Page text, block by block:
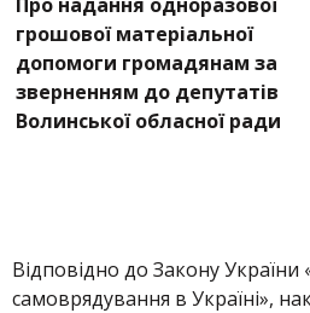
грошової матеріальної
допомоги громадянам за
зверненням до депутатів
Волинської обласної ради
Відповідно до Закону України
самоврядування в Україні»,